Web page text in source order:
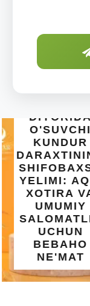
UMRA
UCHUN